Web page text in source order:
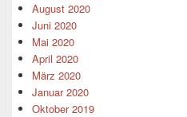
August 2020
Juni 2020
Mai 2020
April 2020
März 2020
Januar 2020
Oktober 2019